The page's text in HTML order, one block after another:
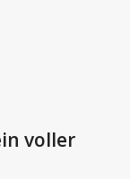
voller